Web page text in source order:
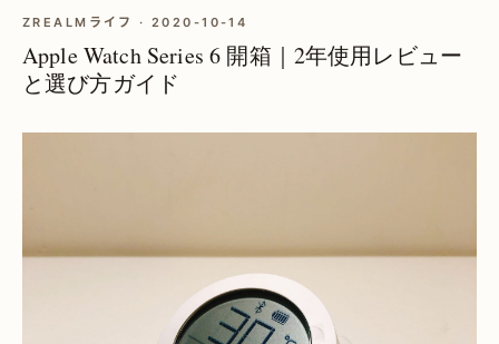
ZREALMライフ · 2020-10-14
Apple Watch Series 6 開箱｜2年使用レビュー
と選び方ガイド